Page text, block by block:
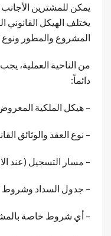
يمكن للمشترين
يختلف الهيكل
المشروع والمطور ونوع
من الناحية العملية،
دائماً:
– هيكل الملكية
– نوع العقد والوثائق
– مسار التسجيل (عند
– جدول السداد وشروط
– أي شروط خاصة